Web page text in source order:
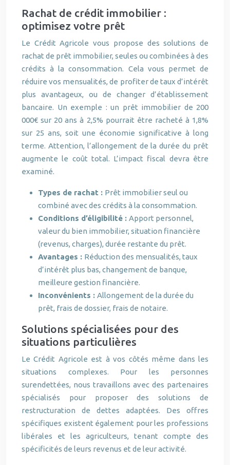
Rachat de crédit immobilier :
optimisez votre prêt
Le Crédit Agricole vous propose des solutions de
rachat de prêt immobilier, seules ou combinées à des
crédits à la consommation. Cela vous permet de
réduire vos mensualités, de profiter de taux d’intérêt
plus avantageux, ou de changer d’établissement
bancaire. Un exemple : un prêt immobilier de 200
000€ sur 20 ans à 2,5% pourrait être racheté à 1,8%
sur 25 ans, soit une économie significative à long
terme. Attention, l’allongement de la durée du prêt
augmente le coût total. L’impact fiscal devra être
examiné.
Types de rachat : Prêt immobilier seul ou
combiné avec des crédits à la consommation.
Conditions d’éligibilité : Apport personnel,
valeur du bien immobilier, situation financière
(revenus, charges), durée restante du prêt.
Avantages : Réduction des mensualités, taux
d’intérêt plus bas, changement de banque,
meilleure gestion financière.
Inconvénients : Allongement de la durée du
prêt, frais de dossier, frais de notaire.
Solutions spécialisées pour des
situations particulières
Le Crédit Agricole est à vos côtés même dans les
situations complexes. Pour les personnes
surendettées, nous travaillons avec des partenaires
spécialisés pour proposer des solutions de
restructuration de dettes adaptées. Des offres
spécifiques existent également pour les professions
libérales et les agriculteurs, tenant compte des
spécificités de leurs revenus et de leur activité.